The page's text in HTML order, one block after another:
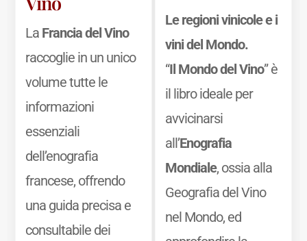
La Francia del Vino
raccoglie in un unico
volume tutte le
informazioni
essenziali
dell’enografia
francese, offrendo
una guida precisa e
consultabile dei
Le regioni vinicole e i
vini del Mondo.
“Il Mondo del Vino” è
il libro ideale per
avvicinarsi
all’Enografia
Mondiale, ossia alla
Geografia del Vino
nel Mondo, ed